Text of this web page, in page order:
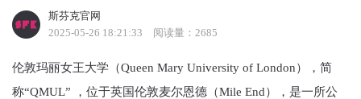
斯芬克官网
2025-05-26 18:21:33
阅读量：2685
伦敦玛丽女王大学（Queen Mary University of London），简
称“QMUL” ，位于英国伦敦麦尔恩德（Mile End），是一所公